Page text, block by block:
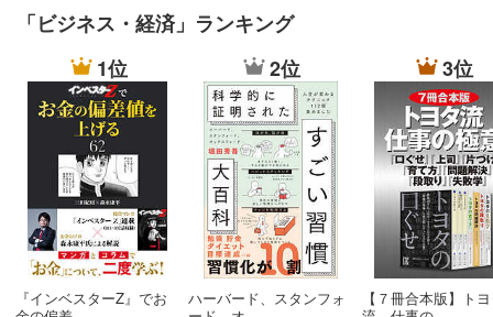
「ビジネス・経済」ランキング
1位
『インベスターZ』でお
2位
ハーバード、スタンフォ
3位
【７冊合本版】ト